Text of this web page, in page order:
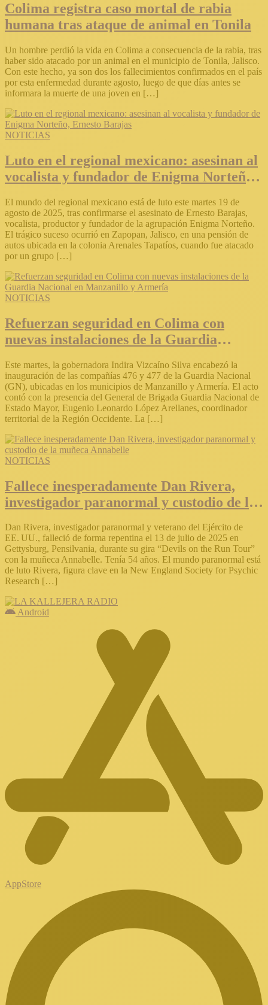
Colima registra caso mortal de rabia
humana tras ataque de animal en Tonila
Un hombre perdió la vida en Colima a consecuencia de la rabia, tras
haber sido atacado por un animal en el municipio de Tonila, Jalisco.
Con este hecho, ya son dos los fallecimientos confirmados en el país
por esta enfermedad durante agosto, luego de que días antes se
informara la muerte de una joven en […]
NOTICIAS
Luto en el regional mexicano: asesinan al
vocalista y fundador de Enigma Norteño,
El mundo del regional mexicano está de luto este martes 19 de
agosto de 2025, tras confirmarse el asesinato de Ernesto Barajas,
vocalista, productor y fundador de la agrupación Enigma Norteño.
El trágico suceso ocurrió en Zapopan, Jalisco, en una pensión de
autos ubicada en la colonia Arenales Tapatíos, cuando fue atacado
por un grupo […]
NOTICIAS
Refuerzan seguridad en Colima con
nuevas instalaciones de la Guardia
Este martes, la gobernadora Indira Vizcaíno Silva encabezó la
inauguración de las compañías 476 y 477 de la Guardia Nacional
(GN), ubicadas en los municipios de Manzanillo y Armería. El acto
contó con la presencia del General de Brigada Guardia Nacional de
Estado Mayor, Eugenio Leonardo López Arellanes, coordinador
territorial de la Región Occidente. La […]
NOTICIAS
Fallece inesperadamente Dan Rivera,
investigador paranormal y custodio de la
Dan Rivera, investigador paranormal y veterano del Ejército de
EE. UU., falleció de forma repentina el 13 de julio de 2025 en
Gettysburg, Pensilvania, durante su gira “Devils on the Run Tour”
con la muñeca Annabelle. Tenía 54 años. El mundo paranormal está
de luto Rivera, figura clave en la New England Society for Psychic
Research […]
Android
AppStore